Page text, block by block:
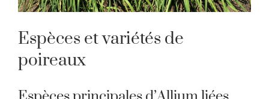
Espèces et variétés de
poireaux